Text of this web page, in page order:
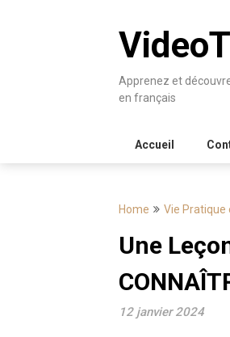
Apprenez et
en français
Accueil
Home Vie Pratique
Une
12 janvier 2024